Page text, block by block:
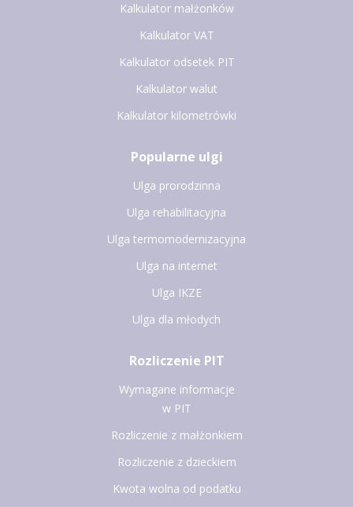
Kalkulator małżonków
Kalkulator VAT
Kalkulator odsetek PIT
Kalkulator walut
Kalkulator kilometrówki
Popularne ulgi
Ulga prorodzinna
Ulga rehabilitacyjna
Ulga termomodernizacyjna
Ulga na internet
Ulga IKZE
Ulga dla młodych
Rozliczenie PIT
Wymagane informacje
w PIT
Rozliczenie z małżonkiem
Rozliczenie z dzieckiem
Kwota wolna od podatku